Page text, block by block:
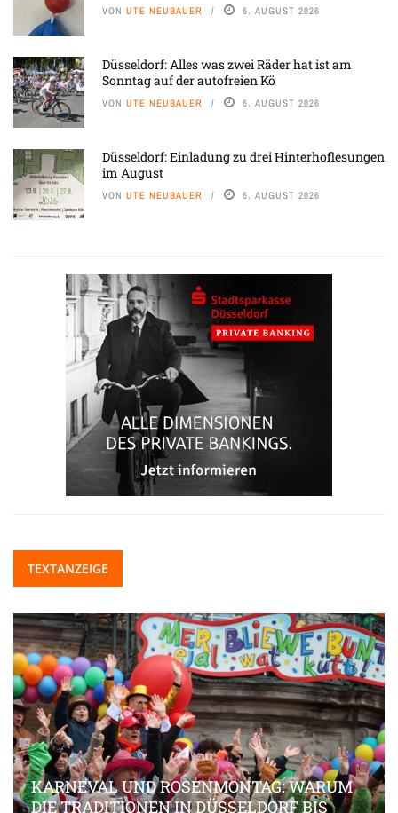
VON UTE NEUBAUER 6. AUGUST 2026
Düsseldorf: Alles was zwei Räder hat ist am
Sonntag auf der autofreien Kö
VON UTE NEUBAUER 6. AUGUST 2026
Düsseldorf: Einladung zu drei Hinterhoflesungen
im August
VON UTE NEUBAUER 6. AUGUST 2026
TEXTANZEIGE
KARNEVAL UND ROSENMONTAG: WARUM
DIE TRADITIONEN IN DÜSSELDORF BIS